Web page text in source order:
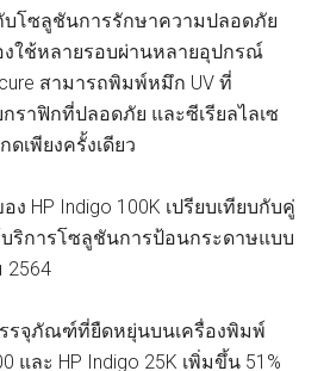
บโซลูชันการรักษาความปลอดภัย
งใช้หลายรอบผ่านหลายอุปกรณ์
สามารถพิมพ์หมึก UV ที่
ราฟิกที่ปลอดภัย และซีเรียลไลเซ
เพียงครั้งเดียว
ง HP Indigo 100K เปรียบเทียบกับคู่
ริการโซลูชันการป้อนกระดาษแบบ
2564
รจุภัณฑ์ที่ยืดหยุ่นบนเครื่องพิมพ์
และ HP Indigo 25K เพิ่มขึ้น 51%